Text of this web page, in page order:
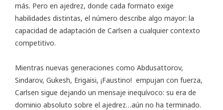
más. Pero en ajedrez, donde cada formato exige
habilidades distintas, el número describe algo mayor: la
capacidad de adaptación de Carlsen a cualquier contexto
competitivo.
Mientras nuevas generaciones como Abdusattorov,
Sindarov, Gukesh, Erigaisi, ¡Faustino! empujan con fuerza,
Carlsen sigue dejando un mensaje inequívoco: su era de
dominio absoluto sobre el ajedrez…aún no ha terminado.